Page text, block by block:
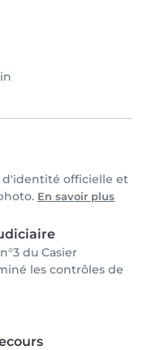
d'identité officielle et
En savoir plus
du Casier
les contrôles de